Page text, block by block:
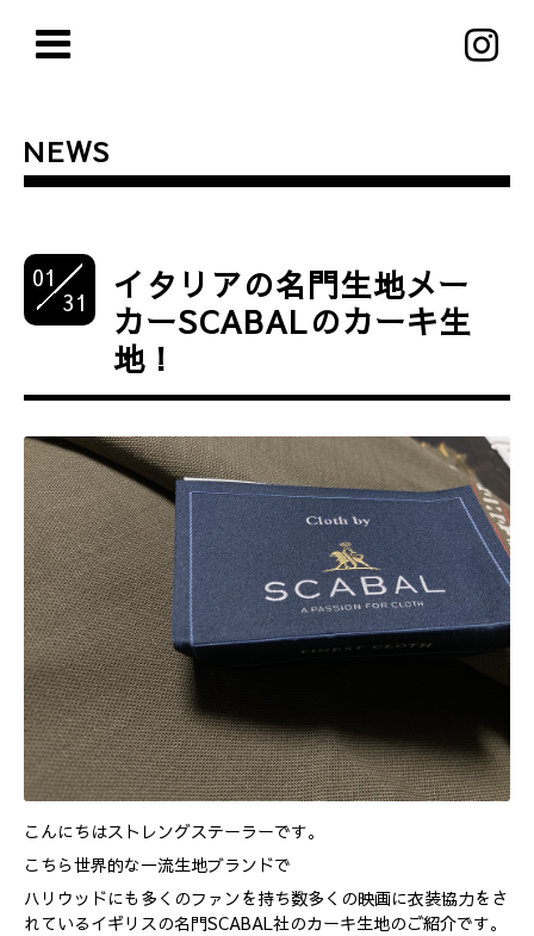
NEWS
01
31
イタリアの名門生地メー
カーSCABALのカーキ生
地！
こんにちはストレングステーラーです。
こちら世界的な一流生地ブランドで
ハリウッドにも多くのファンを持ち数多くの映画に衣装協力をさ
れているイギリスの名門SCABAL社のカーキ生地のご紹介です。